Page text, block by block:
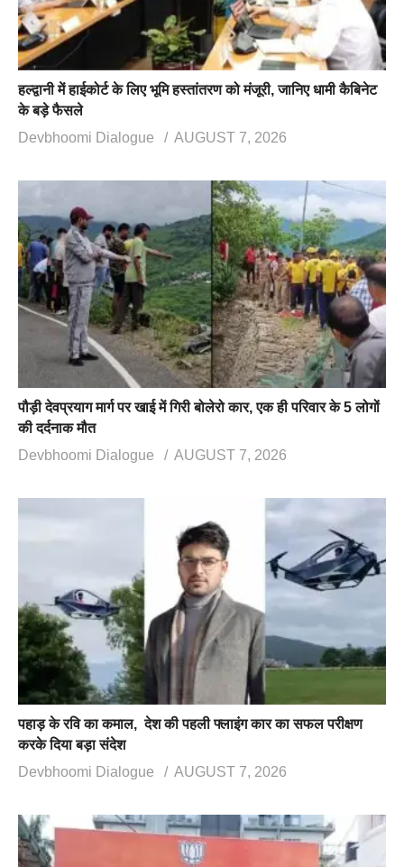
हल्द्वानी में हाईकोर्ट के लिए भूमि हस्तांतरण को मंजूरी, जानिए धामी कैबिनेट
के बड़े फैसले
Devbhoomi Dialogue
AUGUST 7, 2026
पौड़ी देवप्रयाग मार्ग पर खाई में गिरी बोलेरो कार, एक ही परिवार के 5 लोगों
की दर्दनाक मौत
Devbhoomi Dialogue
AUGUST 7, 2026
पहाड़ के रवि का कमाल, देश की पहली फ्लाइंग कार का सफल परीक्षण
करके दिया बड़ा संदेश
Devbhoomi Dialogue
AUGUST 7, 2026